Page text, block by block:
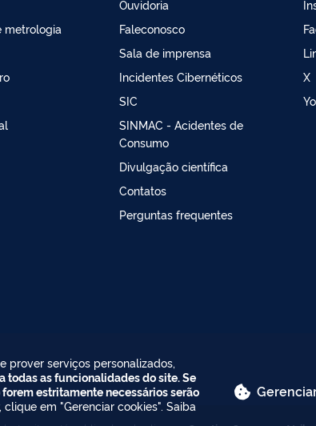
metrologia
Ouvidoria
Faleconosco
Sala de imprensa
Incidentes Cibernéticos
SIC
SINMAC - Acidentes de
Consumo
Divulgação científica
Contatos
Perguntas frequentes
X
prover serviços personalizados,
todas as funcionalidades do site. Se
estritamente necessários serão
em "Gerenciar cookies". Saiba